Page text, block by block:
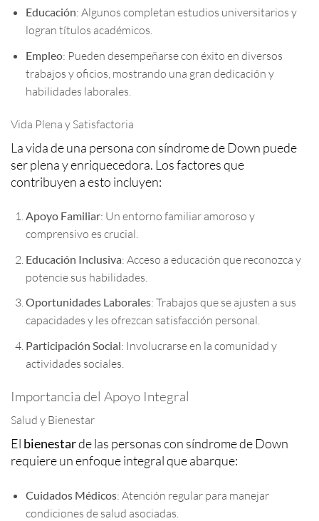
Educación: Algunos completan estudios universitarios y
logran títulos académicos.
Empleo: Pueden desempeñarse con éxito en diversos
trabajos y oficios, mostrando una gran dedicación y
habilidades laborales.
Vida Plena y Satisfactoria
La vida de una persona con síndrome de Down puede
ser plena y enriquecedora. Los factores que
contribuyen a esto incluyen:
Apoyo Familiar: Un entorno familiar amoroso y
comprensivo es crucial.
Educación Inclusiva: Acceso a educación que reconozca y
potencie sus habilidades.
Oportunidades Laborales: Trabajos que se ajusten a sus
capacidades y les ofrezcan satisfacción personal.
Participación Social: Involucrarse en la comunidad y
actividades sociales.
Importancia del Apoyo Integral
Salud y Bienestar
El bienestarde las personas con síndrome de Down
requiere un enfoque integral que abarque:
Cuidados Médicos: Atención regular para manejar
condiciones de salud asociadas.